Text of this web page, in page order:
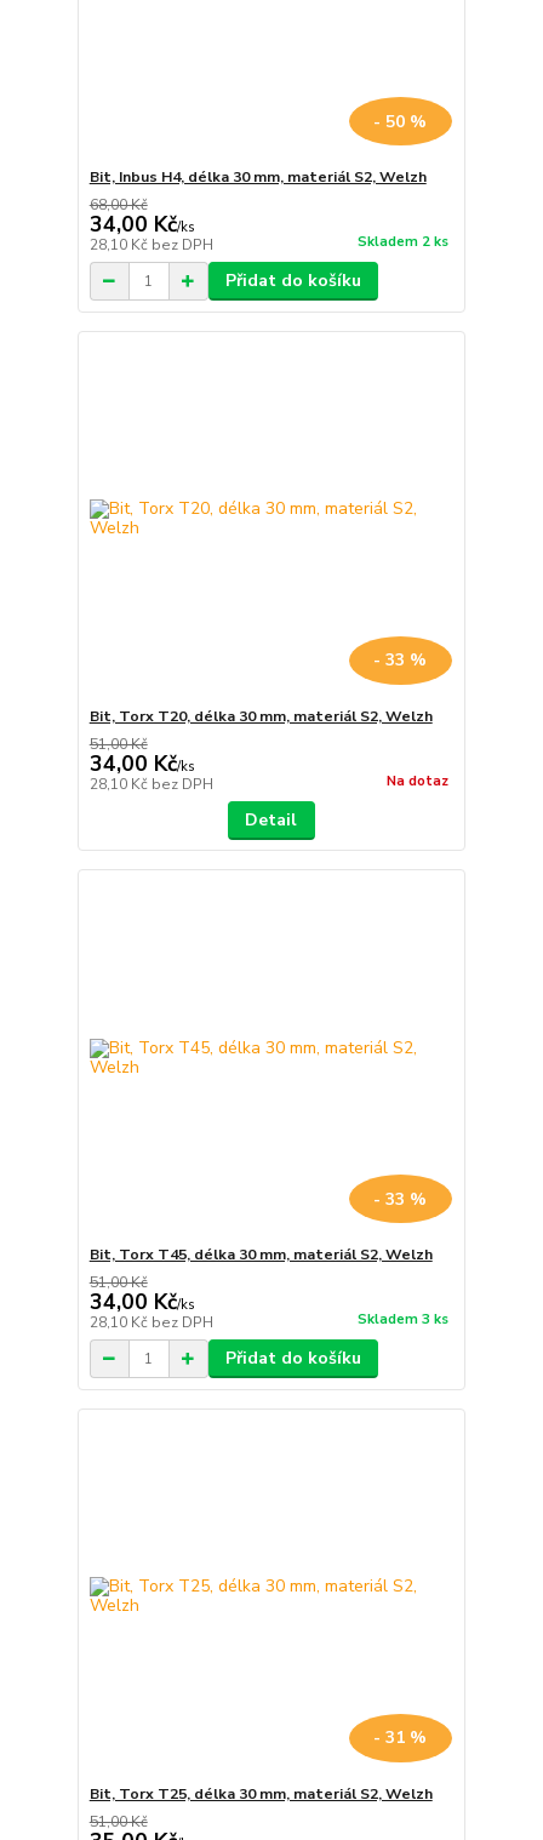
- 50 %
Bit, Inbus H4, délka 30 mm, materiál S2, Welzh
68,00 Kč
34,00 Kč/ks
28,10 Kč bez DPH Skladem 2 ks
Přidat do košíku
- 33 %
Bit, Torx T20, délka 30 mm, materiál S2, Welzh
51,00 Kč
34,00 Kč/ks
28,10 Kč bez DPH Na dotaz
Detail
- 33 %
Bit, Torx T45, délka 30 mm, materiál S2, Welzh
51,00 Kč
34,00 Kč/ks
28,10 Kč bez DPH Skladem 3 ks
Přidat do košíku
- 31 %
Bit, Torx T25, délka 30 mm, materiál S2, Welzh
51,00 Kč